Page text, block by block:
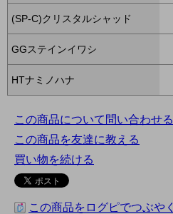
(SP-C)クリスタルシャッド
GGステインイワシ
HTナミノハナ
この商品について問い合わせる
この商品を友達に教える
買い物を続ける
この商品をログピでつぶやく